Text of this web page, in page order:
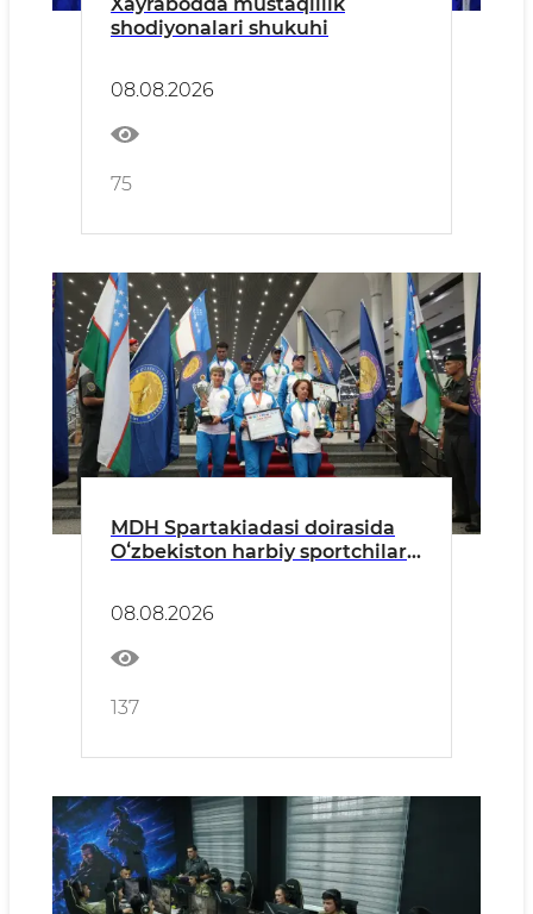
shodiyonalari shukuhi
08.08.2026
75
MDH Spartakiadasi doirasida
Oʻzbekiston harbiy sportchilari
08.08.2026
137